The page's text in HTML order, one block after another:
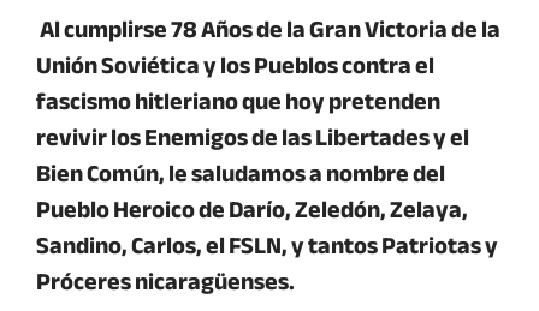
Al cumplirse 78 Años de la Gran Victoria de la
Unión Soviética y los Pueblos contra el
fascismo hitleriano que hoy pretenden
revivir los Enemigos de las Libertades y el
Bien Común, le saludamos a nombre del
Pueblo Heroico de Darío, Zeledón, Zelaya,
Sandino, Carlos, el FSLN, y tantos Patriotas y
Próceres nicaragüenses.